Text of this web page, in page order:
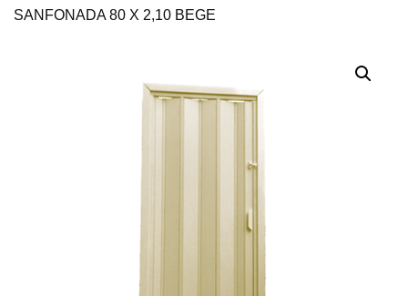
SANFONADA 80 X 2,10 BEGE